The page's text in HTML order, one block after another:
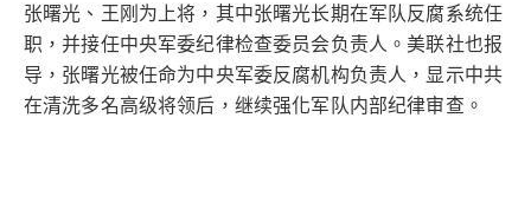
张曙光、王刚为上将，其中张曙光长期在军队反腐系统任
职，并接任中央军委纪律检查委员会负责人。美联社也报
导，张曙光被任命为中央军委反腐机构负责人，显示中共
在清洗多名高级将领后，继续强化军队内部纪律审查。